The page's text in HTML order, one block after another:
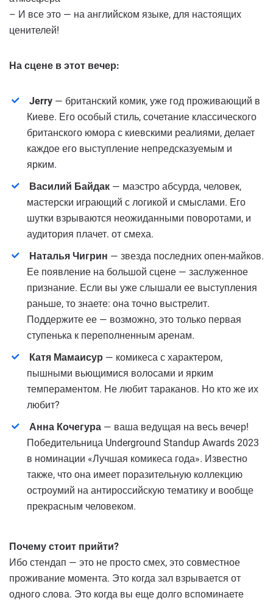
– И все это — на английском языке, для настоящих
ценителей!
На сцене в этот вечер:
Jerry — британский комик, уже год проживающий в
Киеве. Его особый стиль, сочетание классического
британского юмора с киевскими реалиями, делает
каждое его выступление непредсказуемым и
ярким.
Василий Байдак — маэстро абсурда, человек,
мастерски играющий с логикой и смыслами. Его
шутки взрываются неожиданными поворотами, и
аудитория плачет. от смеха.
Наталья Чигрин — звезда последних опен-майков.
Ее появление на большой сцене — заслуженное
признание. Если вы уже слышали ее выступления
раньше, то знаете: она точно выстрелит.
Поддержите ее — возможно, это только первая
ступенька к переполненным аренам.
Катя Мамаисур — комикеса с характером,
пышными вьющимися волосами и ярким
темпераментом. Не любит тараканов. Но кто же их
любит?
Анна Кочегура — ваша ведущая на весь вечер!
Победительница Underground Standup Awards 2023
в номинации «Лучшая комикеса года». Известно
также, что она имеет поразительную коллекцию
остроумий на антироссийскую тематику и вообще
прекрасным человеком.
Почему стоит прийти?
Ибо стендап — это не просто смех, это совместное
проживание момента. Это когда зал взрывается от
одного слова. Это когда вы еще долго вспоминаете